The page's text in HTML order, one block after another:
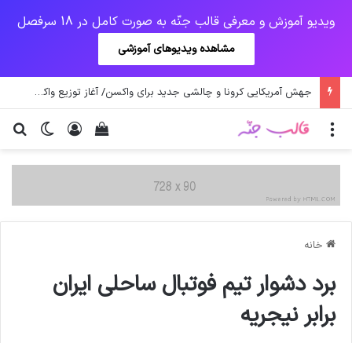
ویدیو آموزش و معرفی قالب جنّه به صورت کامل در 18 سرفصل
مشاهده ویدیوهای آموزشی
یک‌چهارم مرگ‌های روزانه کرونا در خوزستان / نگرانی از گسترش ویروس انگلیسی در تهران
تغییر ورود
دیدن سبد خرید منو
خانه
برد دشوار تیم فوتبال ساحلی ایران
برابر نیجریه